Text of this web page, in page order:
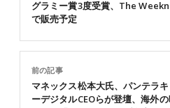
前の記事
マネックス松本大氏、パンテラ
ーデジタルCEOらが登壇、海外
グラミー賞3度受賞、The
で販売予定